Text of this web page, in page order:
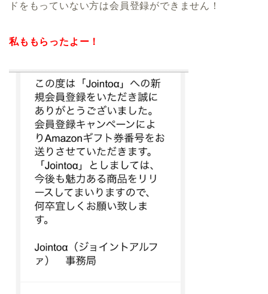
ドをもっていない方は会員登録ができません！
私ももらったよー！